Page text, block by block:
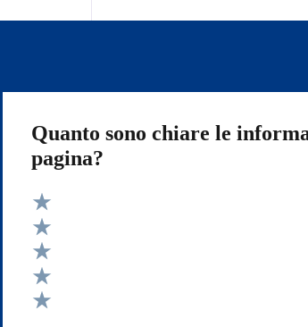
Quanto sono chiare le
pagina?
Valuta 5 stelle su 5
Valuta 4 stelle su 5
Valuta 3 stelle su 5
Valuta 2 stelle su 5